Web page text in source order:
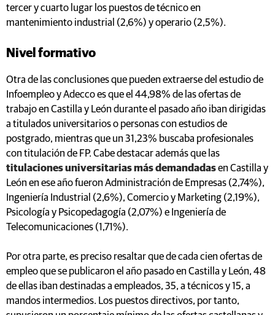
tercer y cuarto lugar los puestos de técnico en
mantenimiento industrial (2,6%) y operario (2,5%).
Nivel formativo
Otra de las conclusiones que pueden extraerse del estudio de
Infoempleo y Adecco es que el 44,98% de las ofertas de
trabajo en Castilla y León durante el pasado año iban dirigidas
a titulados universitarios o personas con estudios de
postgrado, mientras que un 31,23% buscaba profesionales
con titulación de FP. Cabe destacar además que las
titulaciones universitarias más demandadasen Castilla y
León en ese año fueron Administración de Empresas (2,74%),
Ingeniería Industrial (2,6%), Comercio y Marketing (2,19%),
Psicología y Psicopedagogía (2,07%) e Ingeniería de
Telecomunicaciones (1,71%).
Por otra parte, es preciso resaltar que de cada cien ofertas de
empleo que se publicaron el año pasado en Castilla y León, 48
de ellas iban destinadas a empleados, 35, a técnicos y 15, a
mandos intermedios. Los puestos directivos, por tanto,